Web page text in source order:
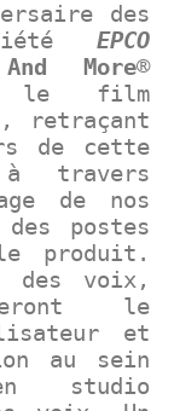
des
EPCO
And More®
le film
, retraçant
de cette
travers
de nos
postes
produit.
des voix,
le
et
au sein
studio